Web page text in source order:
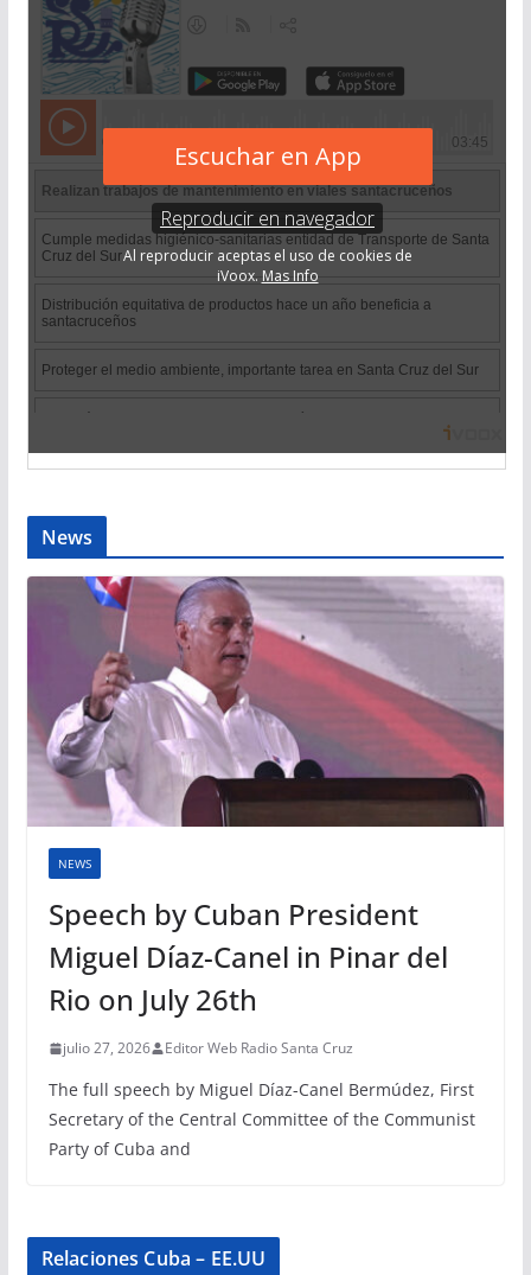
News
NEWS
Speech by Cuban President
Miguel Díaz-Canel in Pinar del
Rio on July 26th
julio 27, 2026 Editor Web Radio Santa Cruz
The full speech by Miguel Díaz-Canel Bermúdez, First
Secretary of the Central Committee of the Communist
Party of Cuba and
Relaciones Cuba – EE.UU